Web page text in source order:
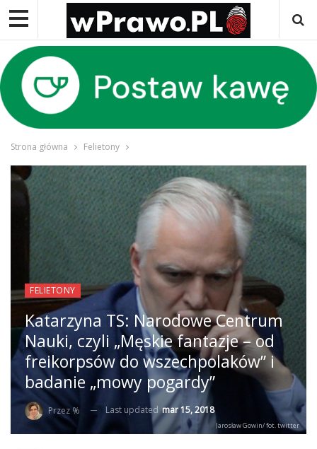
Strona główna Felietony
FELIETONY
Katarzyna TS: Narodowe Centrum
Nauki, czyli „Męskie fantazje – od
freikorpsów do wszechpolaków” i
badanie „mowy pogardy”
Przez % Last updated mar 15, 2018
Jarosław Gowin/ fot. twitter